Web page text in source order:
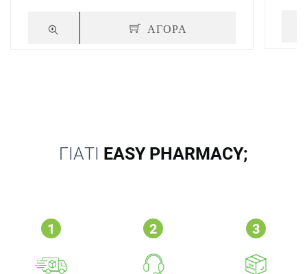
ΑΓΟΡΑ
ΓΙΑΤΙ EASY PHARMACY;